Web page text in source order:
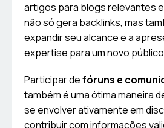
artigos para blogs relevantes
não só gera backlinks, mas
expandir seu alcance e a
expertise para um novo
Participar defóruns e
também é uma ótima maneira
se envolver ativamente em
contribuir com informações